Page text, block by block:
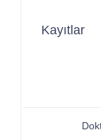
Kayıtlar